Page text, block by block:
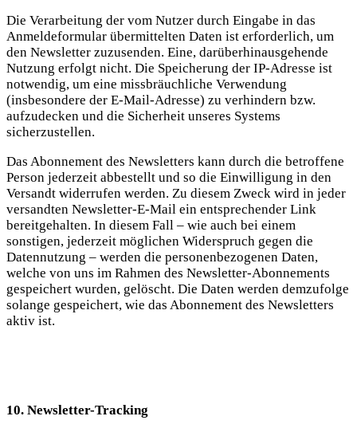
Die Verarbeitung der vom Nutzer durch Eingabe in das
Anmeldeformular übermittelten Daten ist erforderlich, um
den Newsletter zuzusenden. Eine, darüberhinausgehende
Nutzung erfolgt nicht. Die Speicherung der IP-Adresse ist
notwendig, um eine missbräuchliche Verwendung
(insbesondere der E-Mail-Adresse) zu verhindern bzw.
aufzudecken und die Sicherheit unseres Systems
sicherzustellen.
Das Abonnement des Newsletters kann durch die betroffene
Person jederzeit abbestellt und so die Einwilligung in den
Versandt widerrufen werden. Zu diesem Zweck wird in jeder
versandten Newsletter-E-Mail ein entsprechender Link
bereitgehalten. In diesem Fall – wie auch bei einem
sonstigen, jederzeit möglichen Widerspruch gegen die
Datennutzung – werden die personenbezogenen Daten,
welche von uns im Rahmen des Newsletter-Abonnements
gespeichert wurden, gelöscht. Die Daten werden demzufolge
solange gespeichert, wie das Abonnement des Newsletters
aktiv ist.
10. Newsletter-Tracking